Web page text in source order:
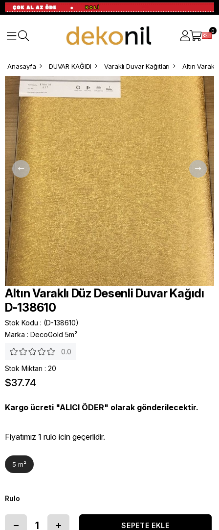
0
Anasayfa DUVAR KAĞIDI Varaklı Duvar Kağıtları Altın
Altın Varaklı Düz Desenli Duvar Kağıdı
D-138610
Stok Kodu
(D-138610)
Marka : DecoGold 5m²
0.0
Stok Miktarı : 20
$37.74
Kargo ücreti "ALICI ÖDER" olarak gönderilecektir.
Fiyatımız 1 rulo icin geçerlidir.
5 m²
Rulo